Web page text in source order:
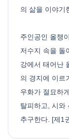
의 삶을 이야기
주인공인 올챙
저수지 속을 돌
강에서 태어난
의 경지에 이르
우화가 절묘하
탈피하고, 시와
추구한다. [제1